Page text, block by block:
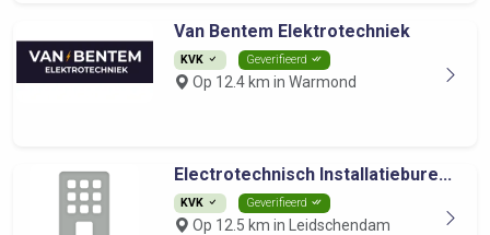
Van Bentem Elektrotechniek
KVK Geverifieerd
Op 12.4 km in Warmond
Electrotechnisch Installatiebure...
KVK Geverifieerd
Op 12.5 km in Leidschendam